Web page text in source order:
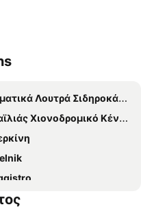
Λουτρά Σιδηροκάστρου
Χιονοδρομικό Κέντρο